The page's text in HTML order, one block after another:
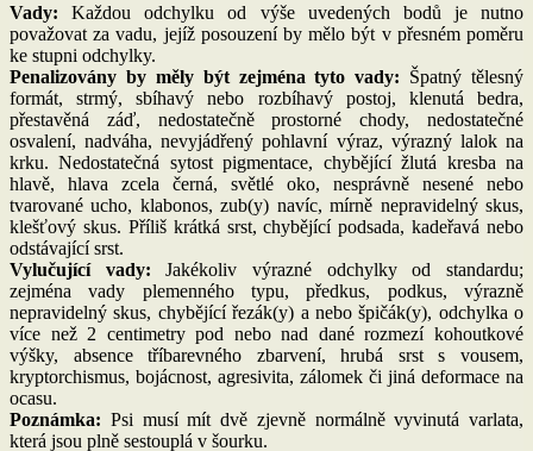
Vady:
Každou odchylku od výše uvedených bodů je nutno
považovat za vadu, jejíž posouzení by mělo být v přesném poměru
ke stupni odchylky.
Penalizovány by měly být zejména tyto vady: Špatný tělesný
formát, strmý, sbíhavý nebo rozbíhavý postoj, klenutá bedra,
přestavěná záď, nedostatečně prostorné chody, nedostatečné
osvalení, nadváha, nevyjádřený pohlavní výraz, výrazný lalok na
krku. Nedostatečná sytost pigmentace, chybějící žlutá kresba na
hlavě, hlava zcela černá, světlé oko, nesprávně nesené nebo
tvarované ucho, klabonos, zub(y) navíc, mírně nepravidelný skus,
klešťový skus. Příliš krátká srst, chybějící podsada, kadeřavá nebo
odstávající srst.
Vylučující vady:
Jakékoliv výrazné odchylky od standardu;
zejména vady plemenného typu, předkus, podkus, výrazně
nepravidelný skus, chybějící řezák(y) a nebo špičák(y), odchylka o
více než 2 centimetry pod nebo nad dané rozmezí kohoutkové
výšky, absence tříbarevného zbarvení, hrubá srst s vousem,
kryptorchismus, bojácnost, agresivita, zálomek či jiná deformace na
ocasu.
Poznámka: Psi musí mít dvě zjevně normálně vyvinutá varlata,
která jsou plně sestouplá v šourku.